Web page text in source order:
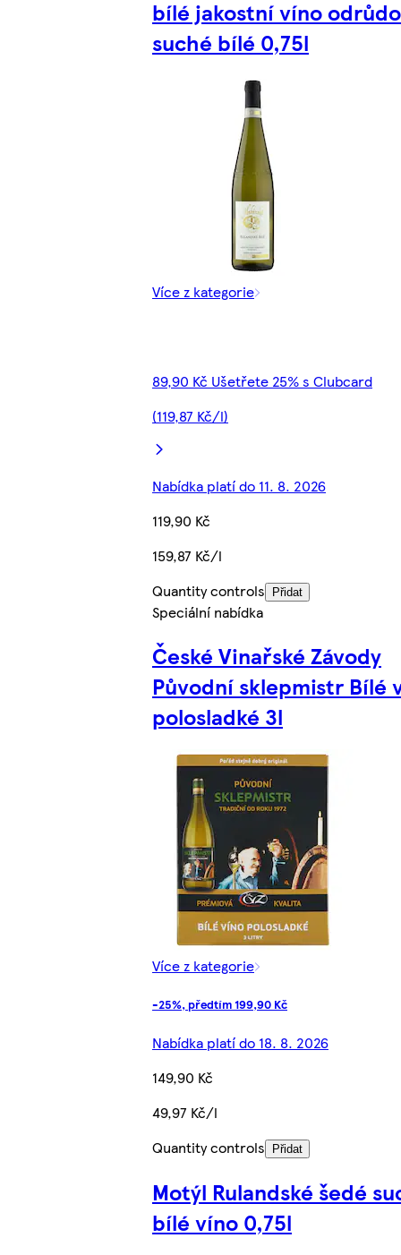
bílé jakostní víno
suché bílé 0,75l
Více z kategorie
89,90 Kč Ušetřete 25% s Clubcard
(119,87 Kč/l)
Nabídka platí do 11. 8. 2026
119,90 Kč
159,87 Kč/l
Quantity controls
Přidat
Speciální nabídka
České Vinařské Závody
Původní sklepmistr Bílé
polosladké 3l
Více z kategorie
-25%, předtím 199,90 Kč
Nabídka platí do 18. 8. 2026
149,90 Kč
49,97 Kč/l
Quantity controls
Přidat
Motýl Rulandské šedé
bílé víno 0,75l